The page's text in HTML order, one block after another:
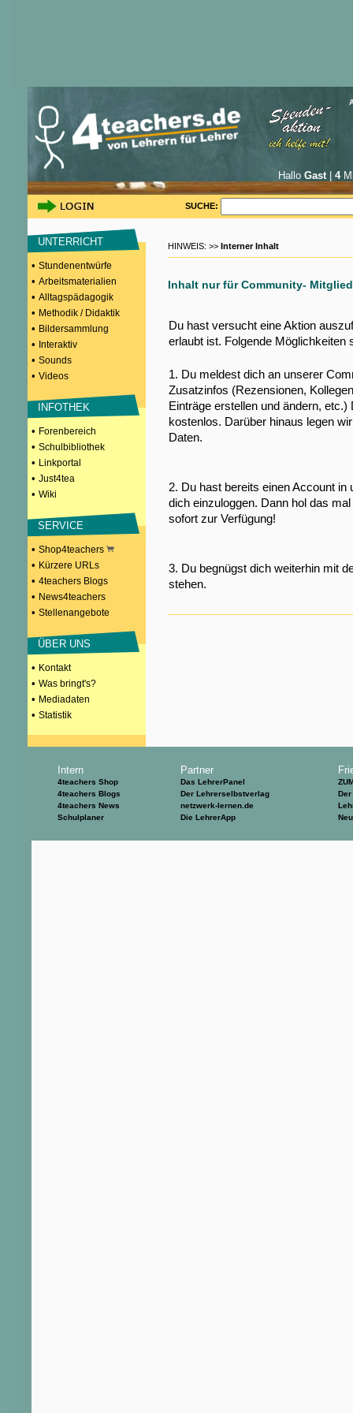
Hallo Gast| 4
SUCHE:
UNTERRICHT
• Stundenentwürfe
• Arbeitsmaterialien
• Alltagspädagogik
• Methodik / Didaktik
• Bildersammlung
• Interaktiv
• Sounds
• Videos
INFOTHEK
• Forenbereich
• Schulbibliothek
• Linkportal
• Just4tea
• Wiki
SERVICE
• Shop4teachers
• Kürzere URLs
• 4teachers Blogs
• News4teachers
• Stellenangebote
ÜBER UNS
• Kontakt
• Was bringt's?
• Mediadaten
• Statistik
HINWEIS: >> Interner Inhalt
Inhalt nur für Community-
Du hast versucht eine Aktion
erlaubt ist. Folgende Möglichkeiten
1. Du meldest dich an unserer
Zusatzinfos (Rezensionen,
Einträge erstellen und ändern,
kostenlos. Darüber hinaus legen
Daten.
2. Du hast bereits einen Account
dich einzuloggen. Dann hol das
sofort zur Verfügung!
3. Du begnügst dich weiterhin mit
stehen.
Intern
4teachers Shop
4teachers Blogs
4teachers News
Schulplaner
Partner
Das LehrerPanel
Der Lehrerselbstverlag
netzwerk-lernen.de
Die LehrerApp